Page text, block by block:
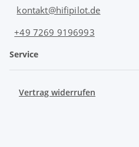
kontakt@hifipilot.de
+49 7269 9196993
Service
Vertrag widerrufen